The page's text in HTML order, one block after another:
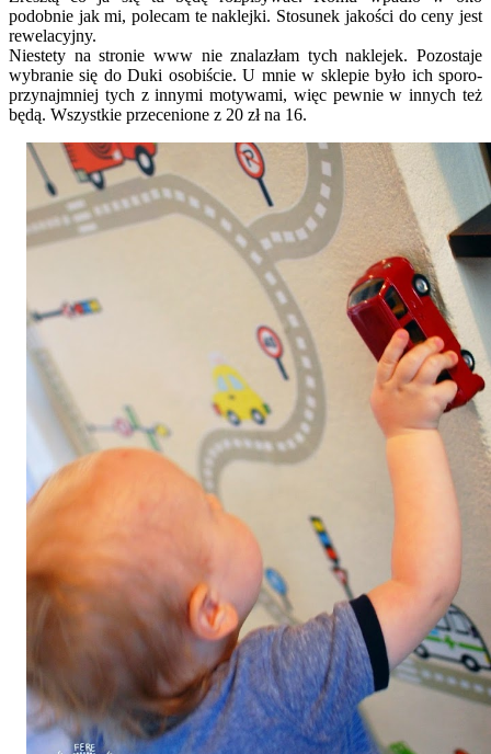
podobnie jak mi, polecam te naklejki. Stosunek jakości do ceny jest
rewelacyjny.
Niestety na stronie www nie znalazłam tych naklejek. Pozostaje
wybranie się do Duki osobiście. U mnie w sklepie było ich sporo-
przynajmniej tych z innymi motywami, więc pewnie w innych też
będą. Wszystkie przecenione z 20 zł na 16.